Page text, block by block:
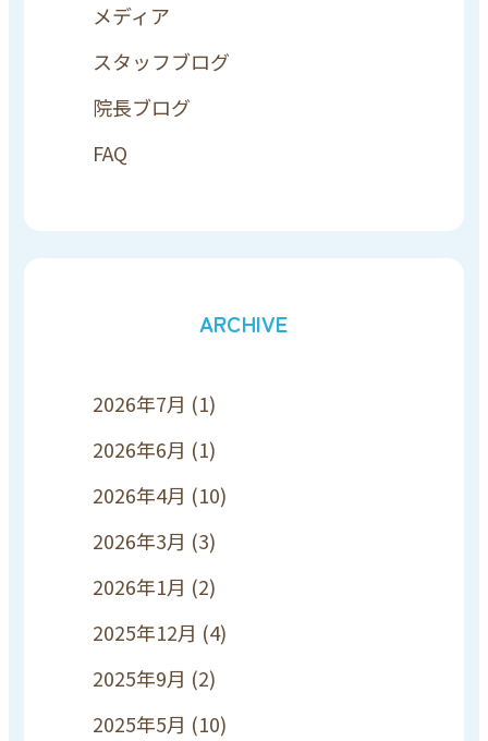
メディア
スタッフブログ
院長ブログ
FAQ
ARCHIVE
2026年7月 (1)
2026年6月 (1)
2026年4月 (10)
2026年3月 (3)
2026年1月 (2)
2025年12月 (4)
2025年9月 (2)
2025年5月 (10)